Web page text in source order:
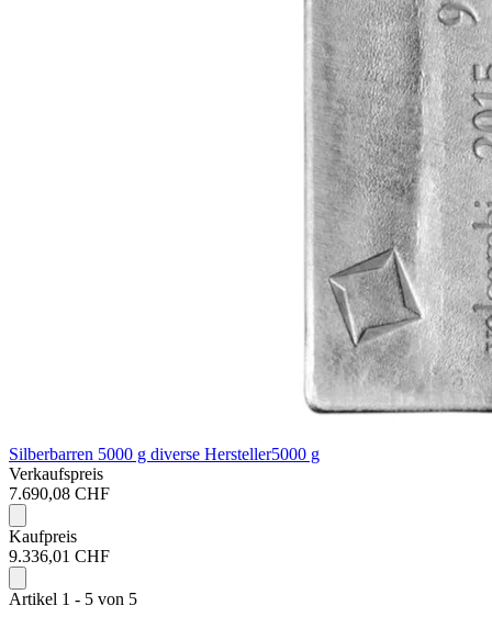
Silberbarren 5000 g diverse Hersteller5000 g
Verkaufspreis
7.690,08 CHF
Kaufpreis
9.336,01 CHF
Artikel 1 - 5 von 5